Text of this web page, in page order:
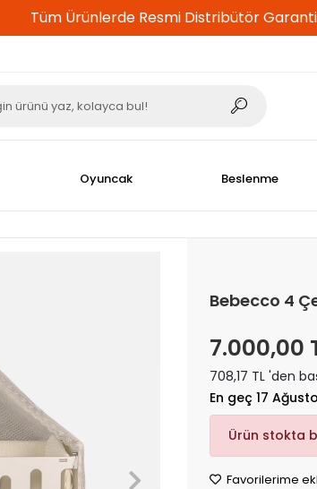
%100 Güvenli Alışveriş
Oyuncak Beslenme
Bebecco 4
7.000,00
708,17 TL 'den
En geç 17
Ürün stokta
Favorilerime